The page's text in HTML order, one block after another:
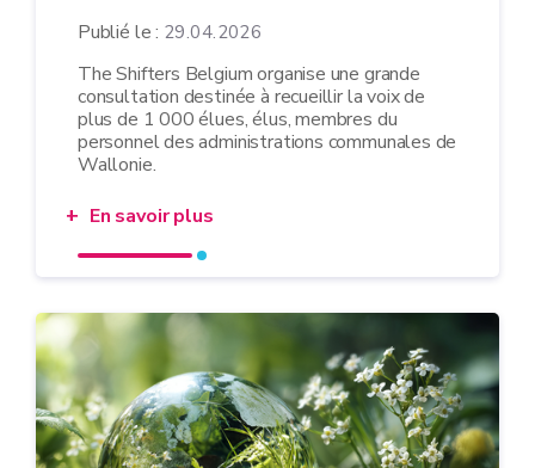
Publié le : 29.04.2026
The Shifters Belgium organise une grande
consultation destinée à recueillir la voix de
plus de 1 000 élues, élus, membres du
personnel des administrations communales de
Wallonie.
En savoir plus